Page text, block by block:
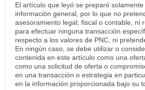
El artículo que leyó se preparó
información general, por lo que no
asesoramiento legal, fiscal o contable, ni
para efectuar ninguna transacción
respecto a los valores de PNC, ni
En ningún caso, se debe utilizar o
contenida en este artículo como una
como una solicitud de oferta o
en una transacción o estrategia en
en la información proporcionada bajo su